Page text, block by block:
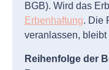
BGB). Wird das
Erbenhaftung. Die
veranlassen, bleibt
Reihenfolge der